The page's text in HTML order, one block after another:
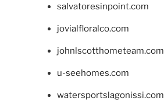
salvatoresinpoint.com
jovialfloralco.com
johnlscotthometeam.com
u-seehomes.com
watersportslagonissi.com